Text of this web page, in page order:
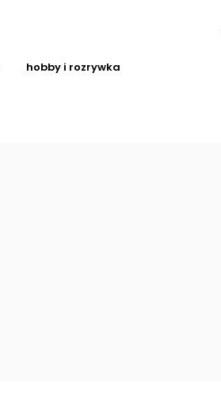
hobby i rozrywka